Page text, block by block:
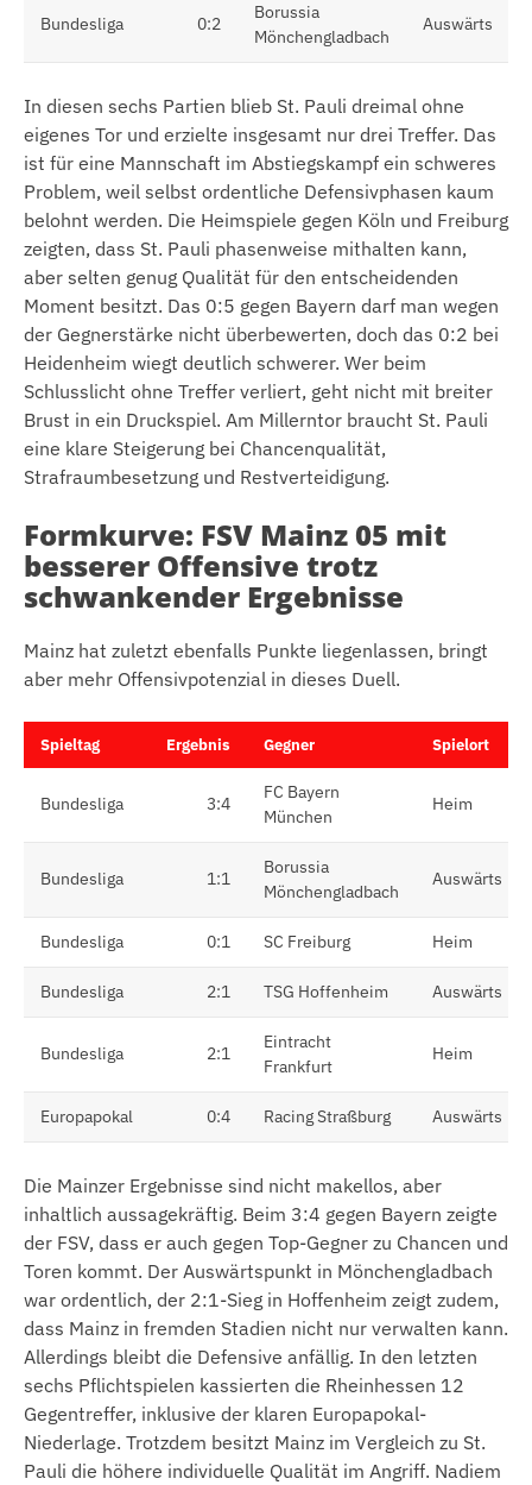
Bundesliga 0:2
Borussia
Mönchengladbach
Auswärts
In diesen sechs Partien blieb St. Pauli dreimal ohne
eigenes Tor und erzielte insgesamt nur drei Treffer. Das
ist für eine Mannschaft im Abstiegskampf ein schweres
Problem, weil selbst ordentliche Defensivphasen kaum
belohnt werden. Die Heimspiele gegen Köln und Freiburg
zeigten, dass St. Pauli phasenweise mithalten kann,
aber selten genug Qualität für den entscheidenden
Moment besitzt. Das 0:5 gegen Bayern darf man wegen
der Gegnerstärke nicht überbewerten, doch das 0:2 bei
Heidenheim wiegt deutlich schwerer. Wer beim
Schlusslicht ohne Treffer verliert, geht nicht mit breiter
Brust in ein Druckspiel. Am Millerntor braucht St. Pauli
eine klare Steigerung bei Chancenqualität,
Strafraumbesetzung und Restverteidigung.
Formkurve: FSV Mainz 05 mit
besserer Offensive trotz
schwankender Ergebnisse
Mainz hat zuletzt ebenfalls Punkte liegenlassen, bringt
aber mehr Offensivpotenzial in dieses Duell.
Spieltag Ergebnis Gegner Spielort
Bundesliga 3:4
FC Bayern
München
Heim
Bundesliga 1:1
Borussia
Mönchengladbach
Auswärts
Bundesliga 0:1 SC Freiburg Heim
Bundesliga 2:1 TSG Hoffenheim Auswärts
Bundesliga 2:1
Eintracht
Frankfurt
Heim
Europapokal 0:4 Racing Straßburg Auswärts
Die Mainzer Ergebnisse sind nicht makellos, aber
inhaltlich aussagekräftig. Beim 3:4 gegen Bayern zeigte
der FSV, dass er auch gegen Top-Gegner zu Chancen und
Toren kommt. Der Auswärtspunkt in Mönchengladbach
war ordentlich, der 2:1-Sieg in Hoffenheim zeigt zudem,
dass Mainz in fremden Stadien nicht nur verwalten kann.
Allerdings bleibt die Defensive anfällig. In den letzten
sechs Pflichtspielen kassierten die Rheinhessen 12
Gegentreffer, inklusive der klaren Europapokal-
Niederlage. Trotzdem besitzt Mainz im Vergleich zu St.
Pauli die höhere individuelle Qualität im Angriff. Nadiem